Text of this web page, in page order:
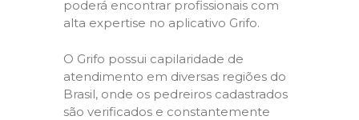
poderá encontrar profissionais com
alta expertise no aplicativo Grifo.
O Grifo possui capilaridade de
atendimento em diversas regiões do
Brasil, onde os pedreiros cadastrados
são verificados e constantemente